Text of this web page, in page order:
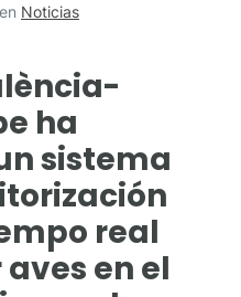
en Noticias
ha
sistema
real
en el